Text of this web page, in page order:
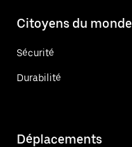
Citoyens du monde
Sécurité
Durabilité
Déplacements